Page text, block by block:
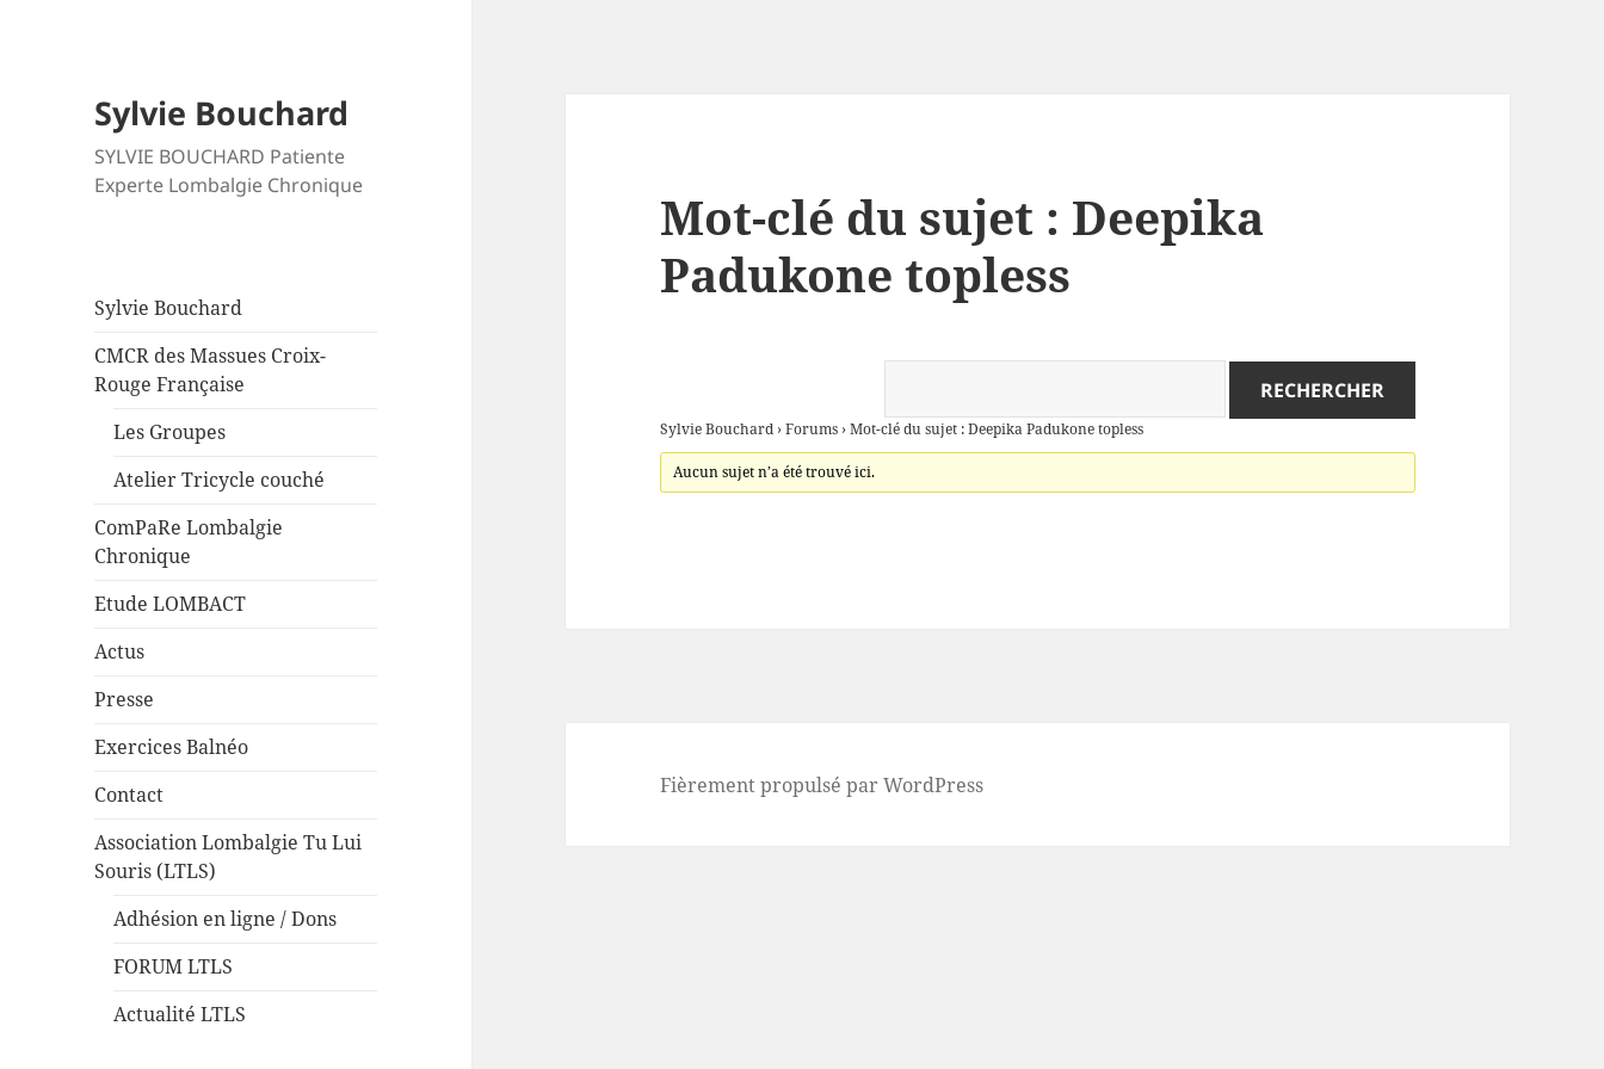
Sylvie Bouchard
SYLVIE BOUCHARD Patiente
Experte Lombalgie Chronique
Sylvie Bouchard
CMCR des Massues Croix-
Rouge Française
Les Groupes
Atelier Tricycle couché
ComPaRe Lombalgie
Chronique
Etude LOMBACT
Actus
Presse
Exercices Balnéo
Contact
Association Lombalgie Tu Lui
Souris (LTLS)
Adhésion en ligne / Dons
FORUM LTLS
Actualité LTLS
Mot-clé du sujet : Deepika
Padukone topless
Sylvie Bouchard ›Forums ›Mot-clé du sujet : Deepika Padukone topless
Aucun sujet n’a été trouvé ici.
Fièrement propulsé par WordPress